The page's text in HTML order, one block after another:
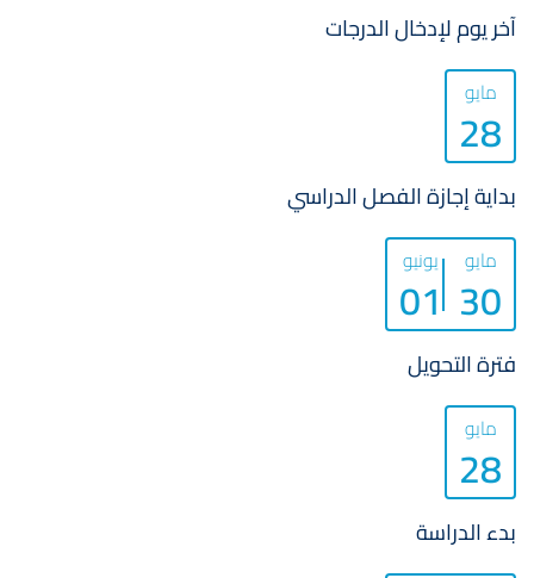
آخر يوم لإدخال الدرجات
مايو
28
بداية إجازة الفصل الدراسي
مايو
30
يونيو
01
فترة التحويل
مايو
28
بدء الدراسة